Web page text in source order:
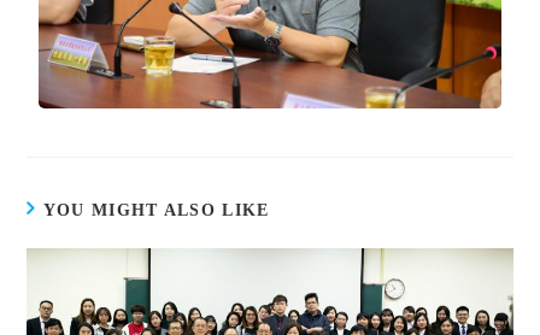
YOU MIGHT ALSO LIKE